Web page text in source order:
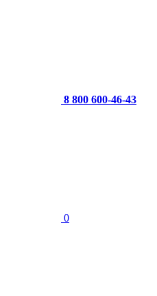
8 800 600-46-43
0